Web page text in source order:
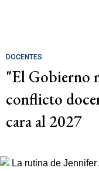
DOCENTES
"El Gobierno
conflicto
cara al 2027